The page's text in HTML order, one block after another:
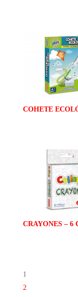
COHETE
CRAYONES – 6
1
2